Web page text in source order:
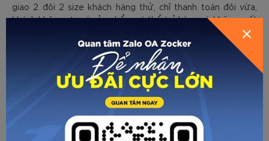
giao 2 đôi 2 size khách hàng thử, chỉ thanh toán đôi vừa,
khách không ưng ý sản phẩm có thể trả hàng và không mất
chi phí. Sản phẩm được bảo hành trong 4 tháng, nếu phát
sinh lỗi đổi ngay đôi mới.
Zocker còn có hệ thống phân phối đa kênh:
bán buôn cho nhà phân phối, bán lẻ tại các điểm bán,
showroom, bán trực tiếp tới qua kênh online như facebook,
sàn TMĐT, tiktok... Chế độ vận chuyển nhanh chóng, tiện lợi.
Về trang trước
Gửi email In trang